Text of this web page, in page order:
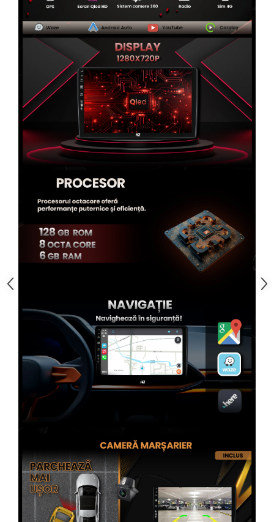
Rame adaptoare Nissan
Rame adaptoare Fiat
Rame adaptoare Hyundai
Rame adaptoare Chevrolet
Rame adaptoare Mitsubishi
Rame adaptoare Jeep
Rame adaptoare Chrysler
Rame adaptoare Dodge
Rame adaptoare Isuzu
Rame adaptoare Subaru
Rame adaptoare Iveco
Rame adaptoare Smart
Rame adaptoare Land Rover
Rame adaptoare Ssangyong
Conectica Auto
Conectică Audi
Conectică Ford